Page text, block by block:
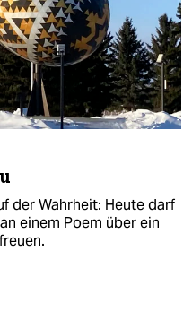
der Wahrheit: Heute darf
einem Poem über ein